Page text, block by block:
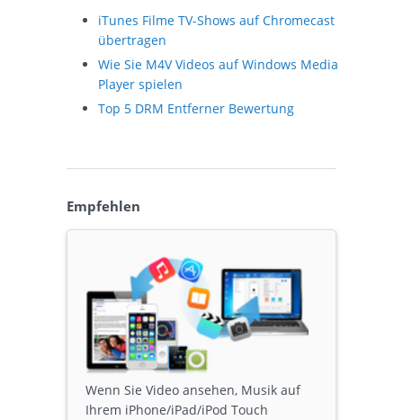
iTunes Filme TV-Shows auf Chromecast
übertragen
Wie Sie M4V Videos auf Windows Media
Player spielen
Top 5 DRM Entferner Bewertung
Empfehlen
Wenn Sie Video ansehen, Musik auf
Ihrem iPhone/iPad/iPod Touch